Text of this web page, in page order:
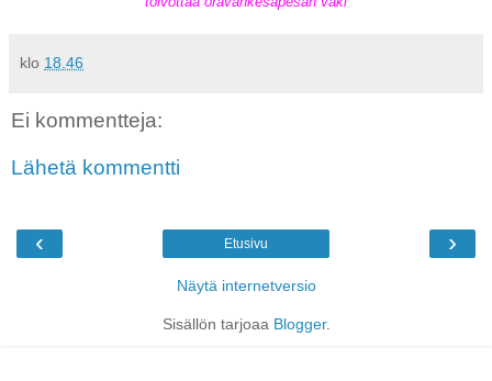
klo 18.46
Ei kommentteja:
Lähetä kommentti
‹ ›
Etusivu
Näytä internetversio
Sisällön tarjoaa Blogger.